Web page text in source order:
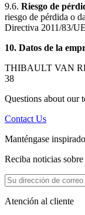
9.6. Riesgo de
riesgo de pérdida o
Directiva 2011/83/
10. Datos de la
THIBAULT VAN
38
Questions about our
Contact Us
Manténgase inspirado
Reciba noticias
Atención al cliente